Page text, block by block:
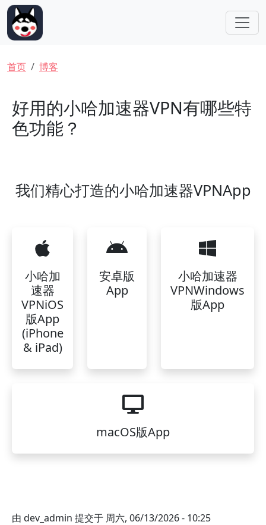
跳转到主要内容
面包屑
首页 博客
好用的小哈加速器VPN有哪些特
色功能？
我们精心打造的小哈加速器VPNApp
小哈加
速器
VPNiOS
版App
(iPhone
& iPad)
安卓版
App
小哈加速器
VPNWindows
版App
macOS版App
由 dev_admin 提交于 周六, 06/13/2026 - 10:25